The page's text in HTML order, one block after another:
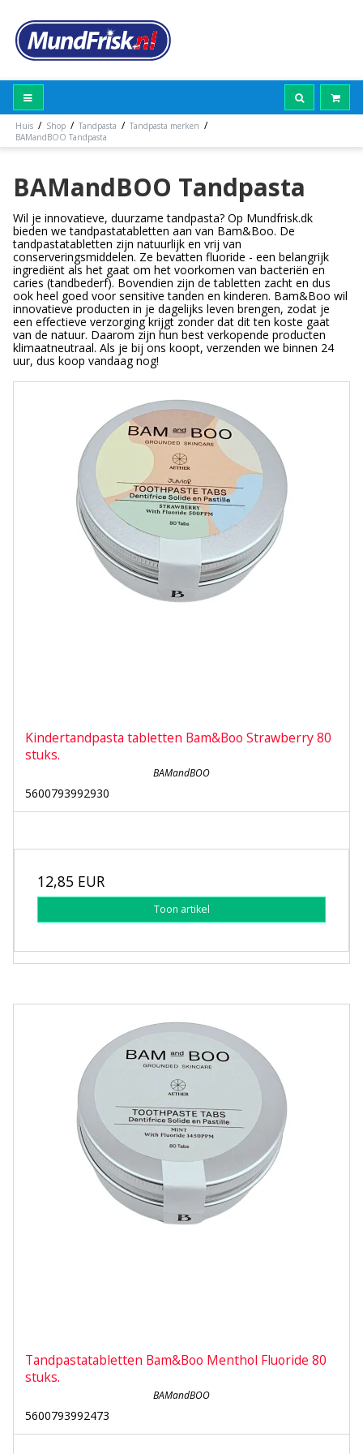
Huis / Shop / Tandpasta / Tandpasta merken /
BAMandBOO Tandpasta
BAMandBOO Tandpasta
Wil je innovatieve, duurzame tandpasta? Op Mundfrisk.dk
bieden we tandpastatabletten aan van Bam&Boo. De
tandpastatabletten zijn natuurlijk en vrij van
conserveringsmiddelen. Ze bevatten fluoride - een belangrijk
ingrediënt als het gaat om het voorkomen van bacteriën en
caries (tandbederf). Bovendien zijn de tabletten zacht en dus
ook heel goed voor sensitive tanden en kinderen. Bam&Boo wil
innovatieve producten in je dagelijks leven brengen, zodat je
een effectieve verzorging krijgt zonder dat dit ten koste gaat
van de natuur. Daarom zijn hun best verkopende producten
klimaatneutraal. Als je bij ons koopt, verzenden we binnen 24
uur, dus koop vandaag nog!
Kindertandpasta tabletten Bam&Boo Strawberry 80
stuks.
BAMandBOO
5600793992930
12,85 EUR
Toon artikel
Tandpastatabletten Bam&Boo Menthol Fluoride 80
stuks.
BAMandBOO
5600793992473